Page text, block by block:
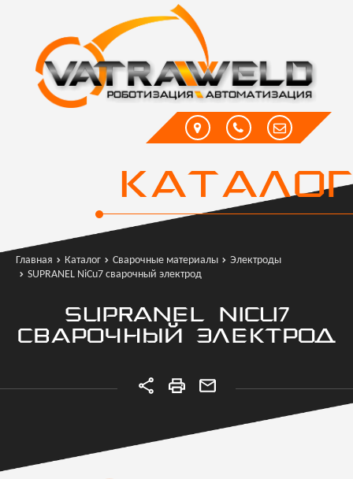
КАТАЛОГ
Главная Каталог Сварочные материалы
Электроды
SUPRANEL NiCu7 сварочный электрод
SUPRANEL NICU7
СВАРОЧНЫЙ ЭЛЕКТРОД